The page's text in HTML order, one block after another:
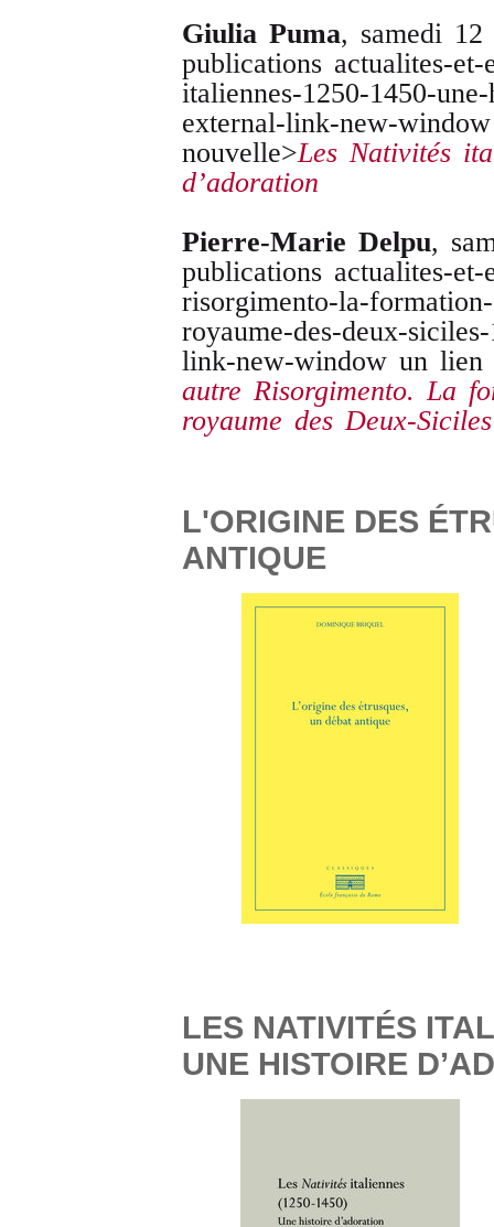
Giulia Puma, samedi
publications actualites-
italiennes-1250-1450-
external-link-new-
nouvelle>Les Nativités
d’adoration
Pierre-Marie Delpu,
publications actualites-
risorgimento-la-
royaume-des-deux-
link-new-window un lien
autre Risorgimento. La
royaume des Deux-
L'ORIGINE DES
ANTIQUE
LES NATIVITÉS
UNE HISTOIRE